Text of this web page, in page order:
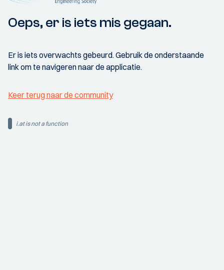
Oeps, er is iets mis gegaan.
Er is iets overwachts gebeurd. Gebruik de onderstaande
link om te navigeren naar de applicatie.
Keer terug naar de community
i.at is not a function